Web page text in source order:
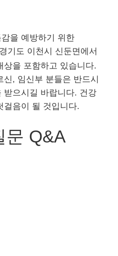
을 예방하기 위한
기도 이천시 신둔면에서
상을 포함하고 있습니다.
, 임신부 분들은 반드시
받으시길 바랍니다. 건강
걸음이 될 것입니다.
문 Q&A